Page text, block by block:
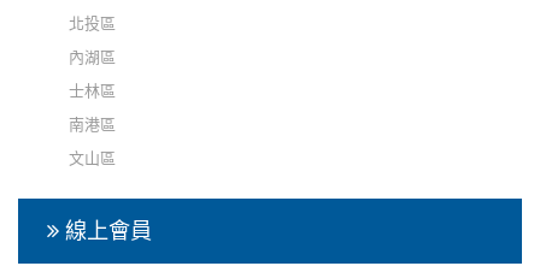
北投區
內湖區
士林區
南港區
文山區
線上會員